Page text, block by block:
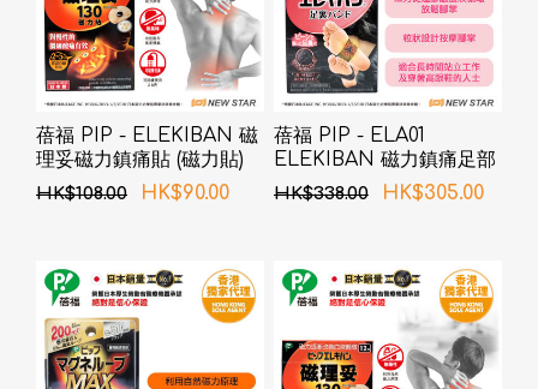
蓓福 PIP - ELEKIBAN 磁
理妥磁力鎮痛貼 (磁力貼)
130MT 24粒
HK$108.00 HK$90.00
蓓福 PIP - ELA01
ELEKIBAN 磁力鎮痛足部
帶 (新舊包裝隨機發貨)
HK$338.00 HK$305.00